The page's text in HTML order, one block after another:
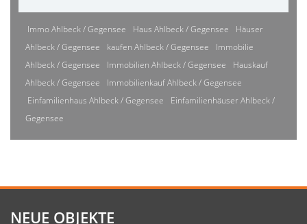
Immo Ahlbeck / Gegensee Haus Ahlbeck / Gegensee
Häuser
Ahlbeck / Gegensee
kaufen Ahlbeck / Gegensee
Immobilie
Ahlbeck / Gegensee
Immobilien Ahlbeck / Gegensee
Hauskauf
Ahlbeck / Gegensee
Immobilienkauf Ahlbeck / Gegensee
Einfamilienhaus Ahlbeck / Gegensee
Einfamilienhäuser Ahlbeck /
Gegensee
NEUE OBJEKTE